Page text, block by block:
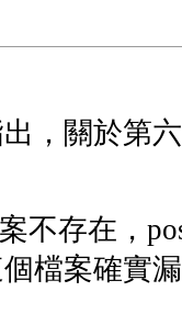
，關於第
不存在，
個檔案確實